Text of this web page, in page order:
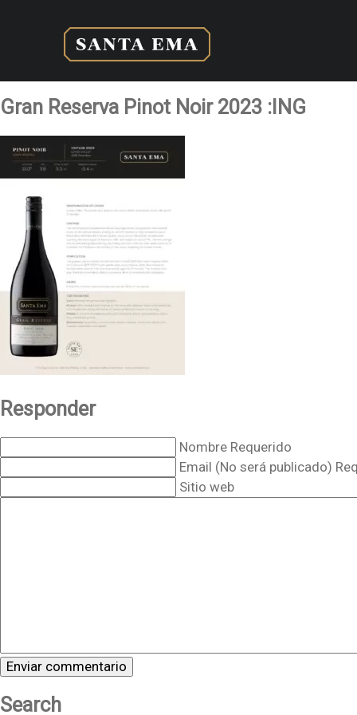
Gran Reserva Pinot Noir 2023 :ING
Responder
Nombre Requerido
Email (No será publicado)
Sitio web
Search